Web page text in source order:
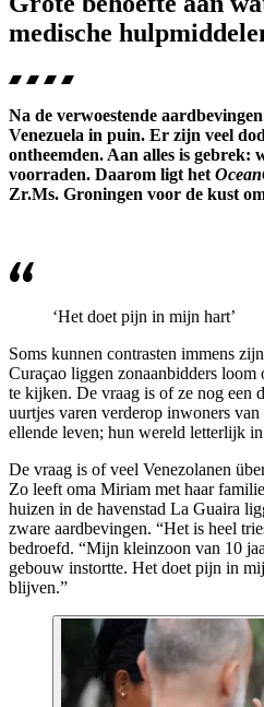
medische
Na de verwoestende
Venezuela in puin. Er zijn veel
ontheemden. Aan alles is gebrek:
voorraden. Daarom ligt het
Zr.Ms. Groningen voor de kust
‘Het doet pijn in mijn hart’
Soms kunnen contrasten immens
Curaçao liggen zonaanbidders loom
te kijken. De vraag is of ze nog een
uurtjes varen verderop inwoners
ellende leven; hun wereld letterlijk
De vraag is of veel Venezolanen
Zo leeft oma Miriam met haar
huizen in de havenstad La Guaira
zware aardbevingen. “Het is heel
bedroefd. “Mijn kleinzoon van 10
gebouw instortte. Het doet pijn in
blijven.”